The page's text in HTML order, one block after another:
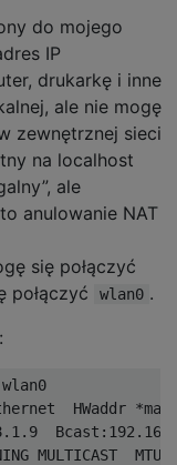
do mojego
IP
drukarkę i inne
ale nie mogę
zewnętrznej sieci
na localhost
ale
anulowanie NAT
się połączyć
połączyć wlan0 .
HWaddr
MULTICAST